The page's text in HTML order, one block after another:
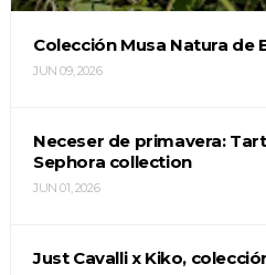
Colección Musa Natura de
JUN 09, 2026
Neceser de primavera:
Sephora collection
JUN 01, 2026
Just Cavalli x Kiko,